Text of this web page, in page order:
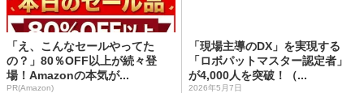
「え、こんなセールやってた
の？」80％OFF以上が続々登
場！Amazonの本気が...
PR(Amazon)
「現場主導のDX」を実現する
「ロボパットマスター認定者」
が4,000人を突破！（...
2026年5月7日